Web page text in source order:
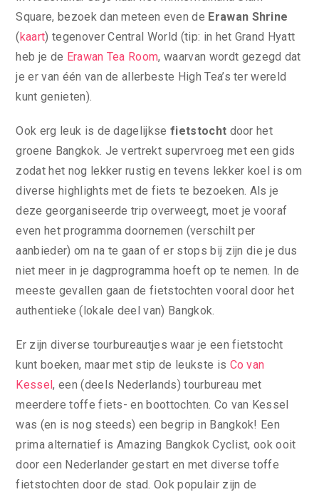
Square, bezoek dan meteen even de Erawan Shrine
( kaart) tegenover Central World (tip: in het Grand Hyatt
heb je de Erawan Tea Room, waarvan wordt gezegd dat
je er van één van de allerbeste High Tea’s ter wereld
kunt genieten).
Ook erg leuk is de dagelijksefietstocht door het
groene Bangkok. Je vertrekt supervroeg met een gids
zodat het nog lekker rustig en tevens lekker koel is om
diverse highlights met de fiets te bezoeken. Als je
deze georganiseerde trip overweegt, moet je vooraf
even het programma doornemen (verschilt per
aanbieder) om na te gaan of er stops bij zijn die je dus
niet meer in je dagprogramma hoeft op te nemen. In de
meeste gevallen gaan de fietstochten vooral door het
authentieke (lokale deel van) Bangkok.
Er zijn diverse tourbureautjes waar je een fietstocht
kunt boeken, maar met stip de leukste is Co van
Kessel, een (deels Nederlands) tourbureau met
meerdere toffe fiets- en boottochten. Co van Kessel
was (en is nog steeds) een begrip in Bangkok! Een
prima alternatief is Amazing Bangkok Cyclist, ook ooit
door een Nederlander gestart en met diverse toffe
fietstochten door de stad. Ook populair zijn de